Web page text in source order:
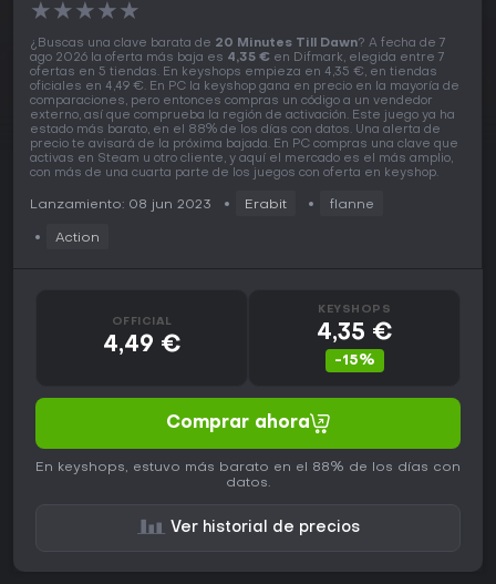
★★★★★
¿Buscas una clave barata de 20 Minutes Till Dawn? A fecha de 7
ago 2026 la oferta más baja es 4,35 € en Difmark, elegida entre 7
ofertas en 5 tiendas. En keyshops empieza en 4,35 €, en tiendas
oficiales en 4,49 €. En PC la keyshop gana en precio en la mayoría de
comparaciones, pero entonces compras un código a un vendedor
externo, así que comprueba la región de activación. Este juego ya ha
estado más barato, en el 88% de los días con datos. Una alerta de
precio te avisará de la próxima bajada. En PC compras una clave que
activas en Steam u otro cliente, y aquí el mercado es el más amplio,
con más de una cuarta parte de los juegos con oferta en keyshop.
Lanzamiento: 08 jun 2023 Erabit flanne
Action
OFFICIAL
4,49 €
KEYSHOPS
4,35 €
-15%
Comprar ahora
En keyshops, estuvo más barato en el 88% de los días con
datos.
Ver historial de precios